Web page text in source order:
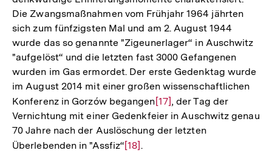
Die Zwangsmaßnahmen vom Frühjahr 1964 jährten
sich zum fünfzigsten Mal und am 2. August 1944
wurde das so genannte "Zigeunerlager“ in Auschwitz
"aufgelöst“ und die letzten fast 3000 Gefangenen
wurden im Gas ermordet. Der erste Gedenktag wurde
im August 2014 mit einer großen wissenschaftlichen
Konferenz in Gorzów begangenZur
Auflösung
der
[17], der Tag der
Vernichtung mit einer Gedenkfeier in Auschwitz genau
70 Jahre nach der Auslöschung der letzten
Überlebenden in "Assfiz“Zur
[18].